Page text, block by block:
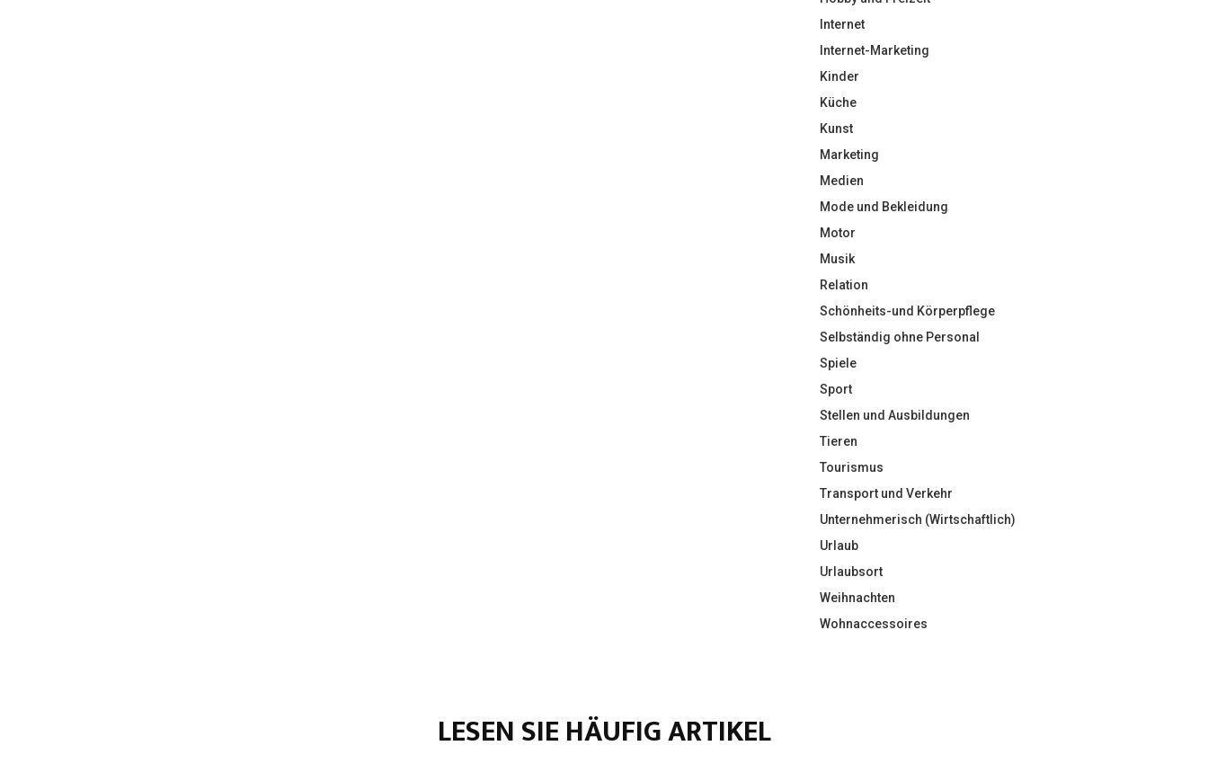
Internet
Internet-Marketing
Kinder
Küche
Kunst
Marketing
Medien
Mode und Bekleidung
Motor
Musik
Relation
Schönheits-und Körperpflege
Selbständig ohne Personal
Spiele
Sport
Stellen und Ausbildungen
Tieren
Tourismus
Transport und Verkehr
Unternehmerisch (Wirtschaftlich)
Urlaub
Urlaubsort
Weihnachten
Wohnaccessoires
LESEN SIE HÄUFIG ARTIKEL